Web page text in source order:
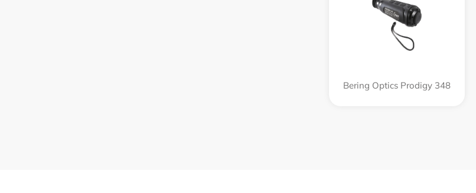
Bering Optics Prodigy 348